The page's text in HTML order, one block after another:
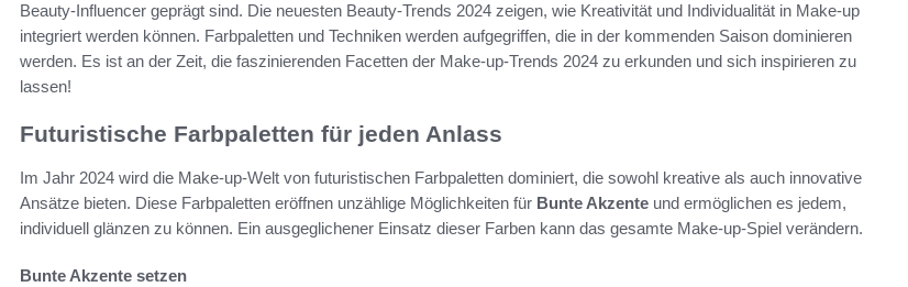
Beauty-Influencer geprägt sind. Die neuesten Beauty-Trends 2024 zeigen, wie Kreativität und Individualität in Make-up
integriert werden können. Farbpaletten und Techniken werden aufgegriffen, die in der kommenden Saison dominieren
werden. Es ist an der Zeit, die faszinierenden Facetten der Make-up-Trends 2024 zu erkunden und sich inspirieren zu
lassen!
Futuristische Farbpaletten für jeden Anlass
Im Jahr 2024 wird die Make-up-Welt von futuristischen Farbpaletten dominiert, die sowohl kreative als auch innovative
Ansätze bieten. Diese Farbpaletten eröffnen unzählige Möglichkeiten für Bunte Akzente und ermöglichen es jedem,
individuell glänzen zu können. Ein ausgeglichener Einsatz dieser Farben kann das gesamte Make-up-Spiel verändern.
Bunte Akzente setzen